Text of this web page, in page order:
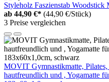
Styleholz Faszienstab
ab 44,90 €* (44,90 €/Stück)
3 Preise vergleichen
MOVIT Gymnastikmatte,
hautfreundlich und , Yogamatte